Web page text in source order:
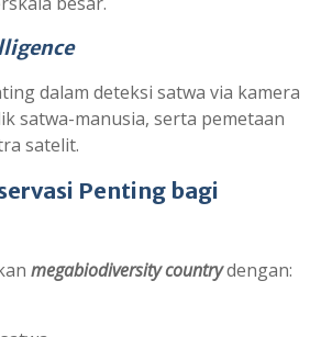
dalam deteksi satwa via kamera
satwa-manusia, serta pemetaan
satelit.
Penting bagi
megabiodiversity countrydengan: